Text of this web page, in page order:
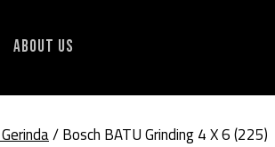
About Us
/ Bosch BATU Grinding 4 X 6 (225)